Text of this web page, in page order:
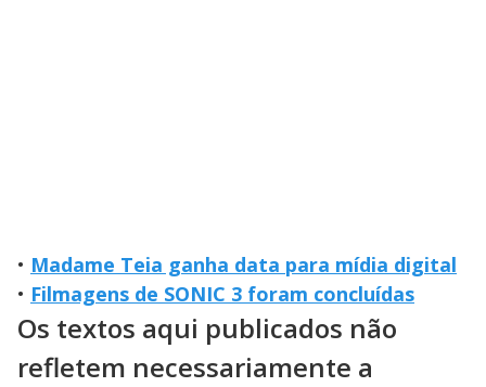
• Madame Teia ganha data para mídia digital
• Filmagens de SONIC 3 foram concluídas
Os textos aqui publicados não
refletem necessariamente a